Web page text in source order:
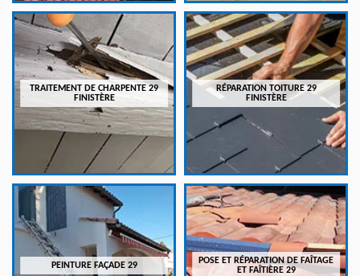
TRAITEMENT DE CHARPENTE 29
FINISTÈRE
RÉPARATION TOITURE 29
FINISTÈRE
PEINTURE FAÇADE 29
POSE ET RÉPARATION DE FAÎTAGE
ET FAÎTIÈRE 29